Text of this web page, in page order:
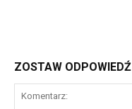
ZOSTAW ODPOWIEDŹ